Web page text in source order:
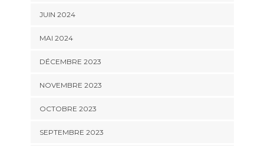
JUIN 2024
MAI 2024
DÉCEMBRE 2023
NOVEMBRE 2023
OCTOBRE 2023
SEPTEMBRE 2023